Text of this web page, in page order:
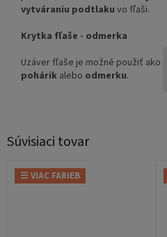
Súvisiaci tovar
☰ VIAC FARIEB
vytváraniu podtlaku vo fľaši.
Krytka fľaše - odmerka
Uzáver fľaše je možné použiť ako
pohárik alebo odmerku.